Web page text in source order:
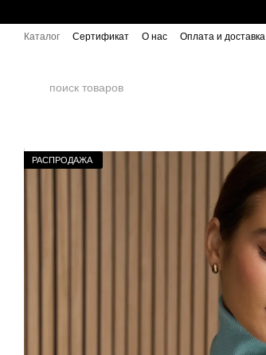
Каталог Сертификат О нас Оплата и доставка
РАСПРОДАЖА